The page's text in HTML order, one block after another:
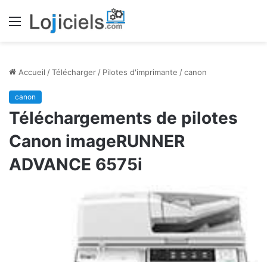
Menu
Accueil /Télécharger / Pilotes d'imprimante /canon
canon
Téléchargements de pilotes
Canon imageRUNNER
ADVANCE 6575i